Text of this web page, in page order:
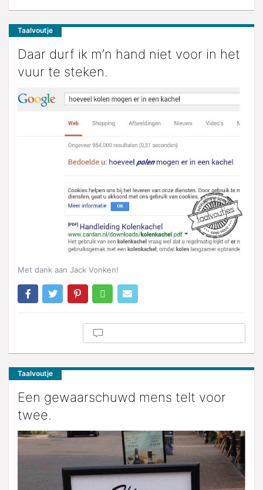
Taalvoutje
Daar durf ik m’n hand niet voor in het
vuur te steken.
Met dank aan Jack Vonken!
Taalvoutje
Een gewaarschuwd mens telt voor
twee.